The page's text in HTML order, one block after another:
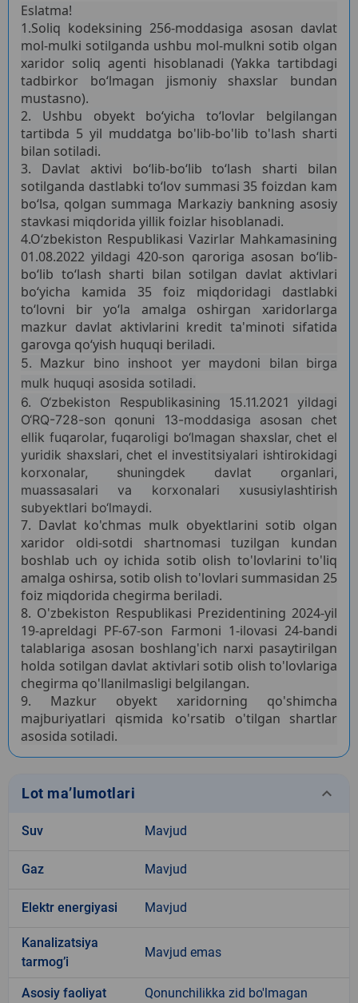
Eslatma!
1.Soliq kodeksining 256-moddasiga asosan davlat
mol-mulki sotilganda ushbu mol-mulkni sotib olgan
xaridor soliq agenti hisoblanadi (Yakka tartibdagi
tadbirkor bo‘lmagan jismoniy shaxslar bundan
mustasno).
2. Ushbu obyekt bo‘yicha to‘lovlar belgilangan
tartibda 5 yil muddatga bo'lib-bo'lib to'lash sharti
bilan sotiladi.
3. Davlat aktivi bo‘lib-bo‘lib to‘lash sharti bilan
sotilganda dastlabki to‘lov summasi 35 foizdan kam
bo‘lsa, qolgan summaga Markaziy bankning asosiy
stavkasi miqdorida yillik foizlar hisoblanadi.
4.O‘zbekiston Respublikasi Vazirlar Mahkamasining
01.08.2022 yildagi 420-son qaroriga asosan bo‘lib-
bo‘lib to‘lash sharti bilan sotilgan davlat aktivlari
bo‘yicha kamida 35 foiz miqdoridagi dastlabki
to‘lovni bir yo‘la amalga oshirgan xaridorlarga
mazkur davlat aktivlarini kredit ta'minoti sifatida
garovga qo‘yish huquqi beriladi.
5. Mazkur bino inshoot yer maydoni bilan birga
mulk huquqi asosida sotiladi.
6. O‘zbekiston Respublikasining 15.11.2021 yildagi
O‘RQ-728-son qonuni 13-moddasiga asosan сhet
ellik fuqarolar, fuqaroligi bo‘lmagan shaxslar, chet el
yuridik shaxslari, chet el investitsiyalari ishtirokidagi
korxonalar, shuningdek davlat organlari,
muassasalari va korxonalari xususiylashtirish
subyektlari bo‘lmaydi.
7. Davlat ko'chmas mulk obyektlarini sotib olgan
xaridor oldi-sotdi shartnomasi tuzilgan kundan
boshlab uch oy ichida sotib olish to'lovlarini to'liq
amalga oshirsa, sotib olish to'lovlari summasidan 25
foiz miqdorida chegirma beriladi.
8. O'zbekiston Respublikasi Prezidentining 2024-yil
19-apreldagi PF-67-son Farmoni 1-ilovasi 24-bandi
talablariga asosan boshlang'ich narxi pasaytirilgan
holda sotilgan davlat aktivlari sotib olish to'lovlariga
chegirma qo'llanilmasligi belgilangan.
9. Mazkur obyekt xaridorning qo'shimcha
majburiyatlari qismida ko'rsatib o'tilgan shartlar
asosida sotiladi.
Lot ma’lumotlari keyboard_arrow_down
Suv Mavjud
Gaz Mavjud
Elektr energiyasi Mavjud
Kanalizatsiya
tarmogʼi
Mavjud emas
Аsosiy faoliyat
Qonunchilikka zid bo'lmagan